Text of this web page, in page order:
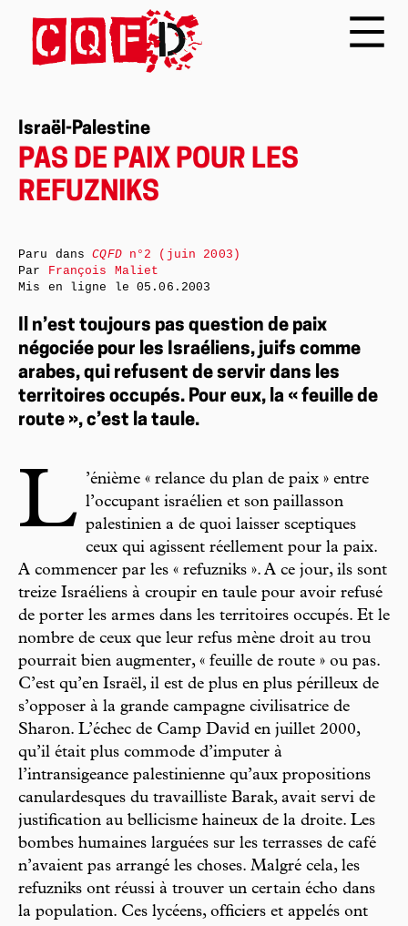
Israël-Palestine
PAS DE PAIX POUR LES
REFUZNIKS
Il n’est toujours pas question de paix
négociée pour les Israéliens, juifs comme
arabes, qui refusent de servir dans les
territoires occupés. Pour eux, la « feuille de
route », c’est la taule.
L
’énième « relance du plan de paix » entre
l’occupant israélien et son paillasson
palestinien a de quoi laisser sceptiques
ceux qui agissent réellement pour la paix.
A commencer par les « refuzniks ». A ce jour, ils sont
treize Israéliens à croupir en taule pour avoir refusé
de porter les armes dans les territoires occupés. Et le
nombre de ceux que leur refus mène droit au trou
pourrait bien augmenter, « feuille de route » ou pas.
C’est qu’en Israël, il est de plus en plus périlleux de
s’opposer à la grande campagne civilisatrice de
Sharon. L’échec de Camp David en juillet 2000,
qu’il était plus commode d’imputer à
l’intransigeance palestinienne qu’aux propositions
canulardesques du travailliste Barak, avait servi de
justification au bellicisme haineux de la droite. Les
bombes humaines larguées sur les terrasses de café
n’avaient pas arrangé les choses. Malgré cela, les
refuzniks ont réussi à trouver un certain écho dans
la population. Ces lycéens, officiers et appelés ont
Paru dansCQFDn°2 (juin 2003)
Par François Maliet
Mis en ligne le05.06.2003